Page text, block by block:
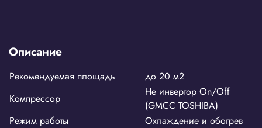
Описание
Рекомендуемая площадь
до 20 м2
Компрессор
Не инвертор On/Off
(GMCC TOSHIBA)
Режим работы
Охлаждение и обогрев